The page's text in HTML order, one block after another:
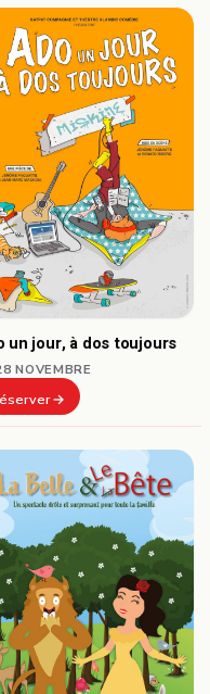
un jour, à dos toujours
NOVEMBRE